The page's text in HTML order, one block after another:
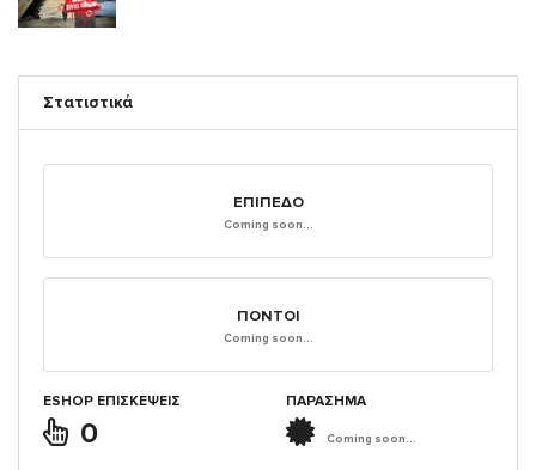
Στατιστικά
ΕΠΊΠΕΔΟ
Coming soon...
ΠΌΝΤΟΙ
Coming soon...
ESHOP ΕΠΙΣΚΈΨΕΙΣ
0
ΠΑΡΑΣΗΜΑ
Coming soon...